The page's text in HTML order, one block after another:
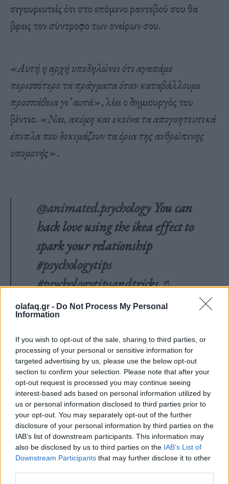
olafaq.gr - Do Not Process My Personal
Information
If you wish to opt-out of the sale, sharing to third parties, or
processing of your personal or sensitive information for
targeted advertising by us, please use the below opt-out
section to confirm your selection. Please note that after your
opt-out request is processed you may continue seeing
interest-based ads based on personal information utilized by
us or personal information disclosed to third parties prior to
your opt-out. You may separately opt-out of the further
disclosure of your personal information by third parties on the
IAB’s list of downstream participants. This information may
also be disclosed by us to third parties on the IAB’s List of
Downstream Participants that may further disclose it to other
σιγουρευτείς ότι στο επόμενο ραντεβού σου θα
βρεις τον σύντροφο των ονείρων σου.
«Αυτή η αρχή υποδηλώνει ότι αγαπάμε
περισσότερο τα πράγματα όταν καταβάλλουμε
προσπάθεια γι’ αυτά», λέει ο δημιουργός του
βίντεο. «Ναι, ακόμη και εκείνα τα απογοητευτικά
έπιπλα που δοκιμάζουν τα όρια της ανθρώπινης
υπομονής».
@animated.psychologyYou can
hack love using the ikea effect to
spark your relationship
#psychologytips
#psychologytipsandtricks♬
original sound – Psychology
Animated
Στο βίντεο, βλέπουμε ένα ετερόφυλο ζευγάρι, όπου
ο άνδρας επενδύει περισσότερο από τη γυναίκα. Σε
μια προσπάθεια να τη χειραγωγήσει ώστε να τον
αγαπήσει περισσότερο, μετατρέπει τη σχέση τους
σε ένα είδος πειράματος. Αντί να επιλέγει τα